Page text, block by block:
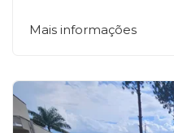
Mais informações